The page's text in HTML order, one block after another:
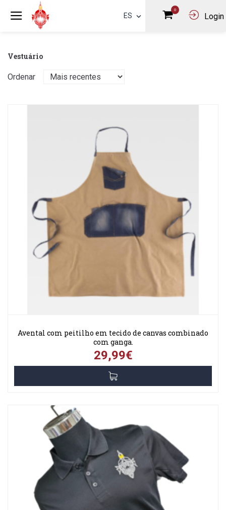
ES
0
Login
Vestuário
Ordenar
Avental com peitilho em tecido de canvas combinado
com ganga.
29,99€